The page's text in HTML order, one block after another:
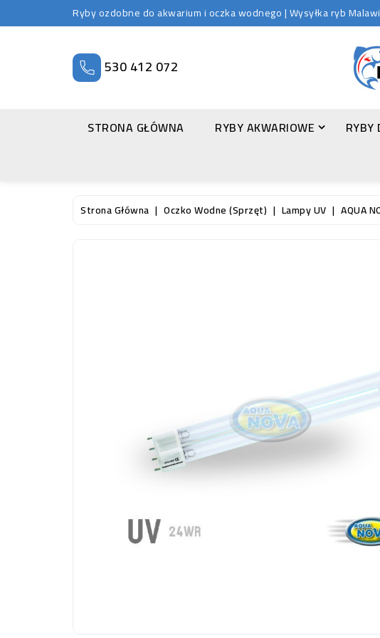
Ryby ozdobne do akwarium i oczka wodnego | Wysyłka ryb
530 412 072
STRONA GŁÓWNA RYBY AKWARIOWE RYBY
Strona Główna Oczko Wodne (sprzęt) Lampy UV AQUA